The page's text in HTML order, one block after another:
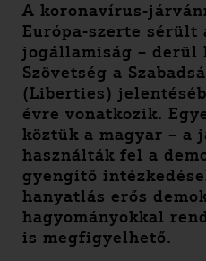
A koronavírus-
Európa-szerte sérült
jogállamiság – derül
Szövetség a
(Liberties)
évre vonatkozik.
köztük a magyar – a
használták fel a
gyengítő
hanyatlás erős
hagyományokkal
is megfigyelhető.